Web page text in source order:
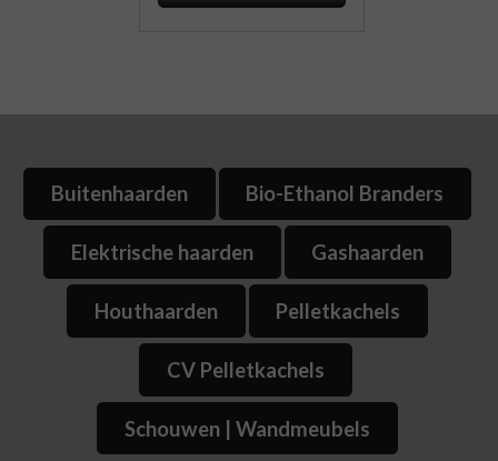
Buitenhaarden Bio-Ethanol Branders
Elektrische haarden Gashaarden
Houthaarden Pelletkachels
CV Pelletkachels
Schouwen | Wandmeubels